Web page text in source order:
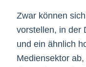
Zwar können
vorstellen, in der
und ein ähnlich
Mediensektor